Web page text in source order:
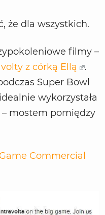
że dla wszystkich.
filmy –
z córką Ellą
.
Super Bowl
wykorzystała
– mostem pomiędzy
Commercial